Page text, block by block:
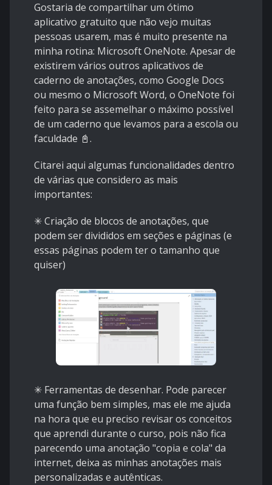
Gostaria de compartilhar um ótimo
aplicativo gratuito que não vejo muitas
pessoas usarem, mas é muito presente na
minha rotina: Microsoft OneNote. Apesar de
existirem vários outros aplicativos de
caderno de anotações, como Google Docs
ou mesmo o Microsoft Word, o OneNote foi
feito para se assemelhar o máximo possível
de um caderno que levamos para a escola ou
faculdade 📓.
Citarei aqui algumas funcionalidades dentro
de várias que considero as mais
importantes:
✳ Criação de blocos de anotações, que
podem ser divididos em seções e páginas (e
essas páginas podem ter o tamanho que
quiser)
✳ Ferramentas de desenhar. Pode parecer
uma função bem simples, mas ele me ajuda
na hora que eu preciso revisar os conceitos
que aprendi durante o curso, pois não fica
parecendo uma anotação "copia e cola" da
internet, deixa as minhas anotações mais
personalizadas e autênticas.